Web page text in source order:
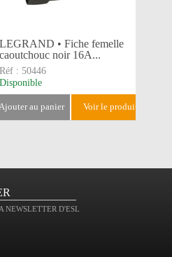
LEGRAND • Fiche femelle
caoutchouc noir 16A...
Réf : 50446
Disponible
ajouter au panier voir le produit
NEWSLETTER D'ESL